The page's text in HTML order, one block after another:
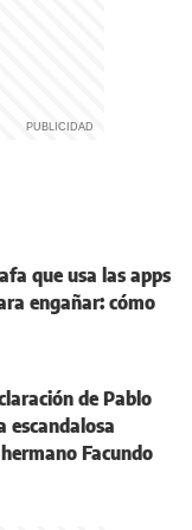
que usa las apps
engañar: cómo
de Pablo
escandalosa
Facundo